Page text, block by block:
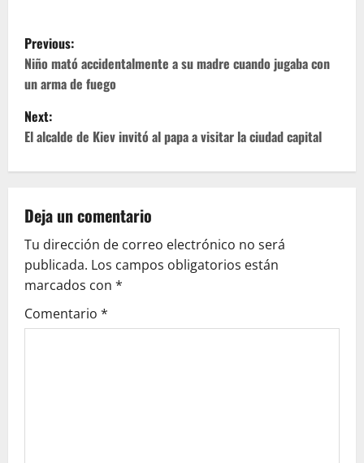
P
o
s
t
n
a
v
i
g
Previous:
Niño mató accidentalmente a su madre cuando jugaba con
un arma de fuego
Next:
El alcalde de Kiev invitó al papa a visitar la ciudad capital
Deja un comentario
Tu dirección de correo electrónico no será
publicada. Los campos obligatorios están
marcados con *
Comentario *